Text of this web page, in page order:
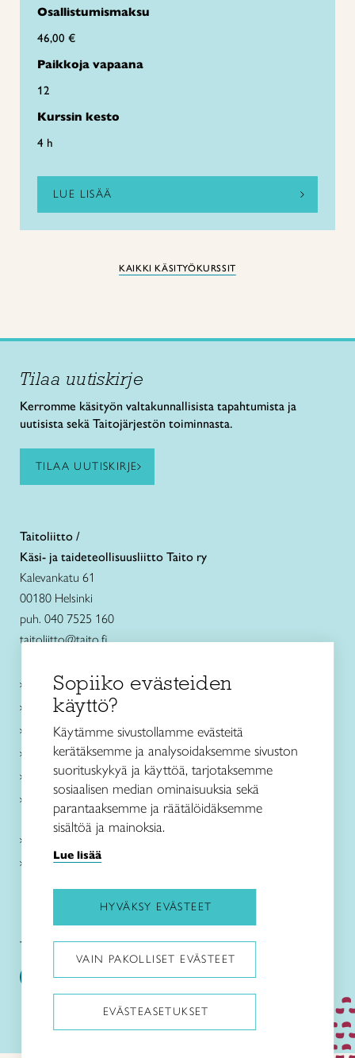
Osallistumismaksu
46,00 €
Paikkoja vapaana
12
Kurssin kesto
4 h
LUE LISÄÄ
KAIKKI KÄSITYÖKURSSIT
Tilaa uutiskirje
Kerromme käsityön valtakunnallisista tapahtumista ja
uutisista sekä Taitojärjestön toiminnasta.
TILAA UUTISKIRJE
Taitoliitto /
Käsi- ja taideteollisuusliitto Taito ry
Kalevankatu 61
00180 Helsinki
puh. 040 7525 160
taitoliitto@taito.fi
Käsityökurssit ja koulutus
Ajankohtaista
Käsityöohjeet
Me olemme Taito
Paikallinen toiminta
Verkkokaupat
Kirjaudu Arviin
Kirjaudu Taitocampukseen
Taitoliitto: Taito-lehti:
Sopiiko evästeiden
käyttö?
Käytämme sivustollamme evästeitä
kerätäksemme ja analysoidaksemme sivuston
suorituskykyä ja käyttöä, tarjotaksemme
sosiaalisen median ominaisuuksia sekä
parantaaksemme ja räätälöidäksemme
sisältöä ja mainoksia.
Lue lisää
HYVÄKSY EVÄSTEET
VAIN PAKOLLISET EVÄSTEET
EVÄSTEASETUKSET